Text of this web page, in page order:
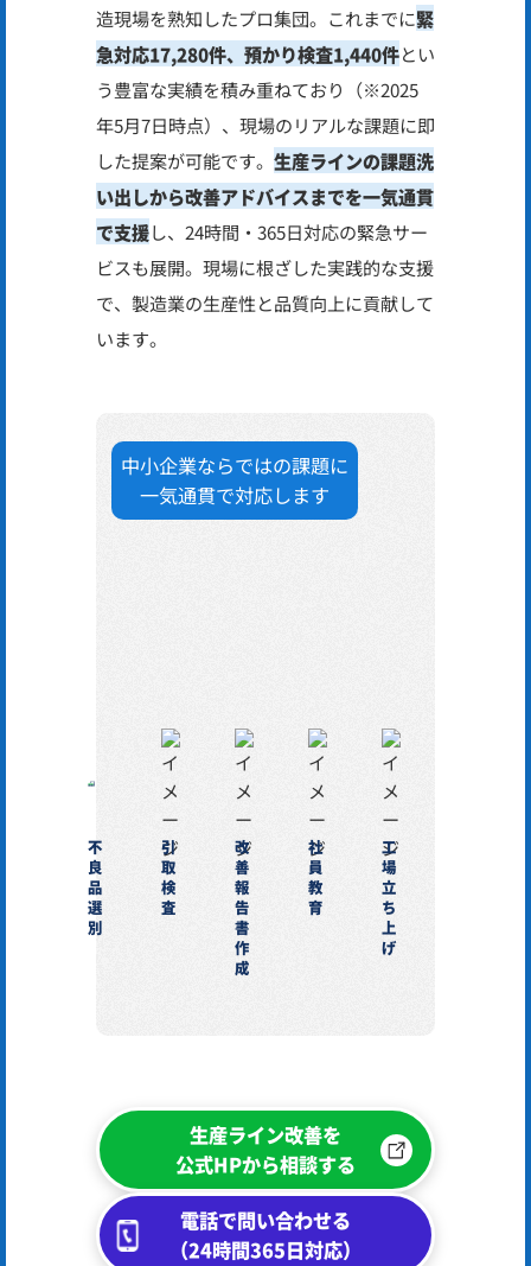
造現場を熟知したプロ集団。これまでに緊
急対応17,280件、預かり検査1,440件とい
う豊富な実績を積み重ねており（※2025
年5月7日時点）、現場のリアルな課題に即
した提案が可能です。 生産ラインの課題洗
い出しから改善アドバイスまでを一気通貫
で支援し、24時間・365日対応の緊急サー
ビスも展開。現場に根ざした実践的な支援
で、製造業の生産性と品質向上に貢献して
います。
中小企業ならではの課題に
一気通貫で対応します
不
良
品
選
別
引
取
検
査
改
善
報
告
書
作
成
社
員
教
育
工
場
立
ち
上
げ
生産ライン改善を
公式HPから相談する
電話で問い合わせる
（24時間365日対応）